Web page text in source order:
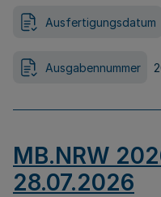
Ausfertigungsdatum
Ausgabennummer
MB.NRW
28.07.2026